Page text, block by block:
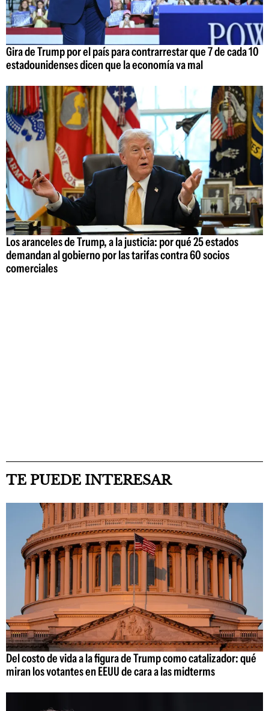
Gira de Trump por el país para contrarrestar que 7 de cada 10
estadounidenses dicen que la economía va mal
Los aranceles de Trump, a la justicia: por qué 25 estados
demandan al gobierno por las tarifas contra 60 socios
comerciales
TE PUEDE INTERESAR
Del costo de vida a la figura de Trump como catalizador: qué
miran los votantes en EEUU de cara a las midterms